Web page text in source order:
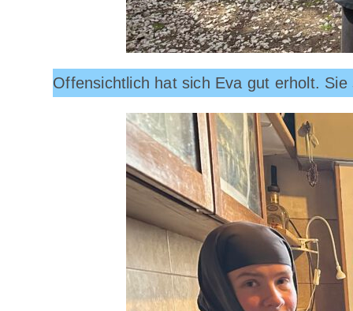
Offensichtlich hat sich Eva gut erholt.